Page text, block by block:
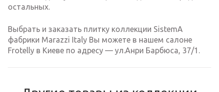
остальных.
Выбрать и заказать плитку коллекции SistemA
фабрики Marazzi Italy Вы можете в нашем салоне
Frotelly в Киеве по адресу — ул.Анри Барбюса, 37/1.